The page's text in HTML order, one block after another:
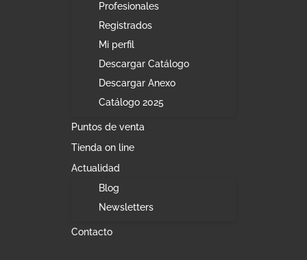
Profesionales
Registrados
Mi perfil
Descargar Catálogo
Descargar Anexo
Catálogo 2025
Puntos de venta
Tienda on line
Actualidad
Blog
Newsletters
Contacto